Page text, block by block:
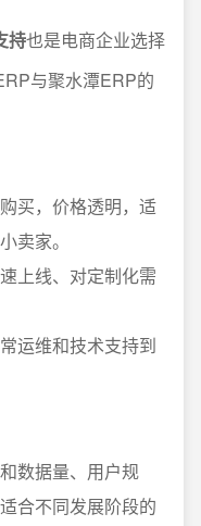
持也是电商企业选择
与聚水潭ERP的
买，价格透明，适
卖家。
上线、对定制化需
运维和技术支持到
数据量、用户规
合不同发展阶段的